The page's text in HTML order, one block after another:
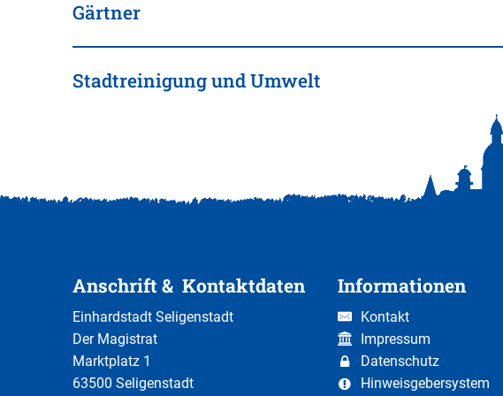
Gärtner
Stadtreinigung und Umwelt
Anschrift & Kontaktdaten
Einhardstadt Seligenstadt
Der Magistrat
Marktplatz 1
63500 Seligenstadt
Informationen
Kontakt
Impressum
Datenschutz
Hinweisgebersystem